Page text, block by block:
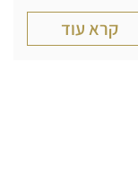
קרא עוד